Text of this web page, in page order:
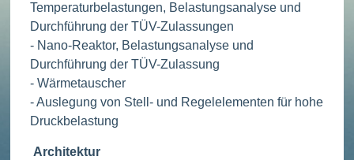
Temperaturbelastungen, Belastungsanalyse und
Durchführung der TÜV-Zulassungen
- Nano-Reaktor, Belastungsanalyse und
Durchführung der TÜV-Zulassung
- Wärmetauscher
- Auslegung von Stell- und Regelelementen für hohe
Druckbelastung
Architektur